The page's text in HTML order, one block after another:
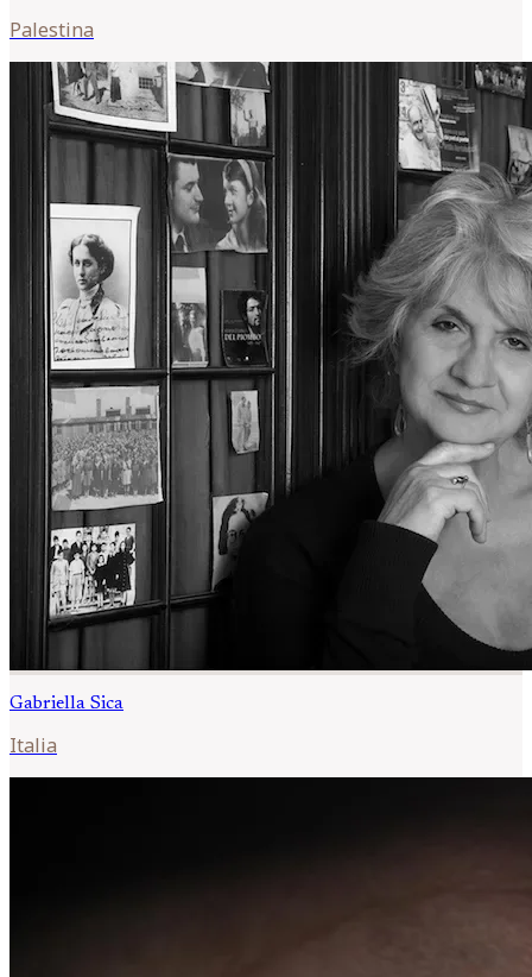
Palestina
Gabriella Sica
Italia